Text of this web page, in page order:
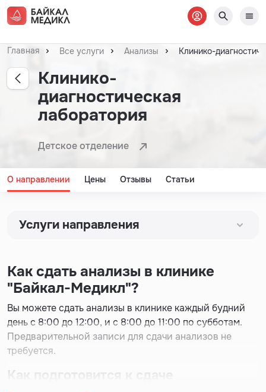
Главная Все услуги Анализы Клинико-
Клинико-
диагностическая
лаборатория
Детское отделение
О направлении Цены Отзывы Статьи
Услуги направления
Как сдать анализы в клинике
"Байкал-Медикл"?
Вы можете сдать анализы в клинике каждый будний
день с 8:00 до 12:00, и с 8:00 до 11:00 по субботам.
Предварительной записи для сдачи анализов не
требуется.
Как подготовится к сдаче